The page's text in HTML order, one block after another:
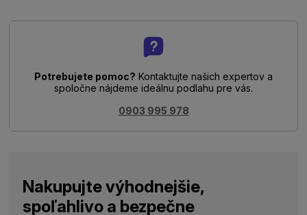
Potrebujete pomoc? Kontaktujte našich expertov a
spoločne nájdeme ideálnu podlahu pre vás.
0903 995 978
Nakupujte výhodnejšie,
spoľahlivo a bezpečne